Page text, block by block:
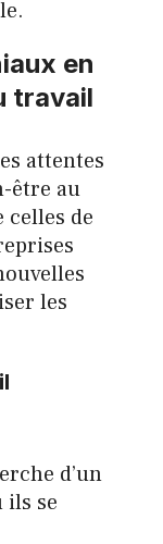
en
travail
attentes
être au
de
les
d’un
ils se